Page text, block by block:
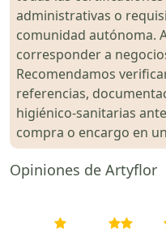
administrativas o
comunidad autónoma.
corresponder a
Recomendamos
referencias,
higiénico-sanitarias
compra o encargo en
Opiniones de Artyflor